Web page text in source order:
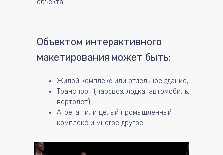
объекта.
Жилой комплекс или отдельное здание;
Транспорт (паровоз, лодка, автомобиль,
вертолет);
Агрегат или целый промышленный
комплекс и многое другое.
Объектом интерактивного
макетирования может быть: